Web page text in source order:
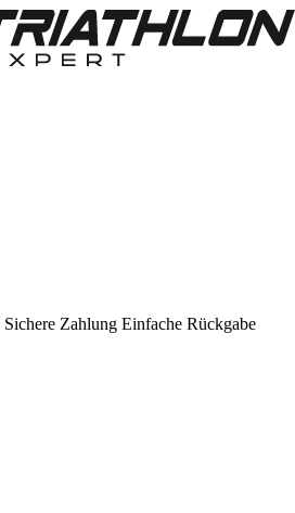
Sichere Zahlung Einfache Rückgabe